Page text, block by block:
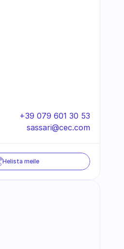
+39 079 601 30 53
sassari@cec.com
Helista meile